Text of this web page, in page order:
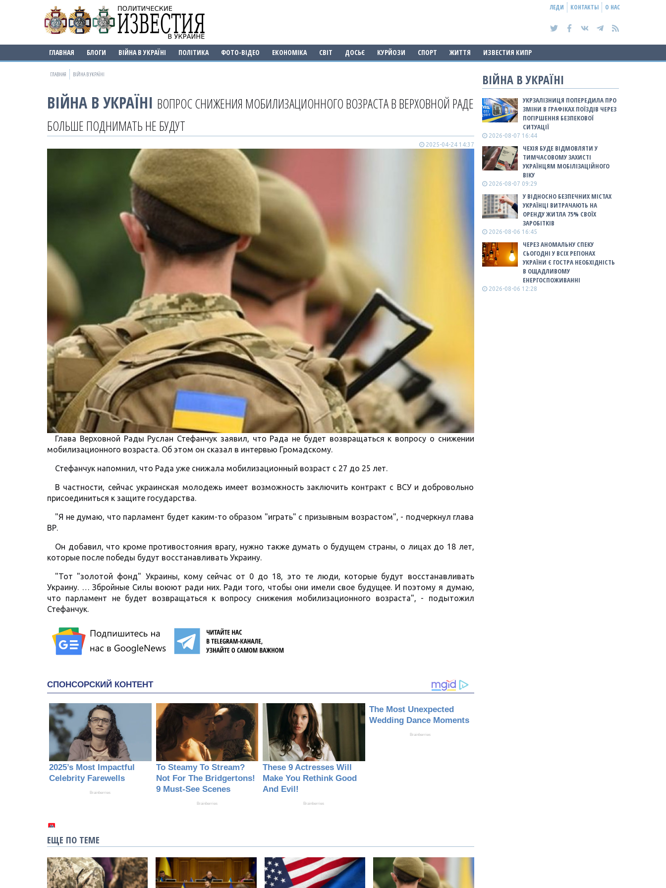
ЛЕДИ КОНТАКТЫ О НАС
ГЛАВНАЯ БЛОГИ ВІЙНА В УКРАЇНІ ПОЛІТИКА ФОТО-ВІДЕО ЕКОНОМІКА СВІТ ДОСЬЄ КУРЙОЗИ СПОРТ ЖИТТЯ ИЗВЕСТИЯ КИПР
ГЛАВНАЯ ВІЙНА В УКРАЇНІ
ВІЙНА В УКРАЇНІ ВОПРОС СНИЖЕНИЯ МОБИЛИЗАЦИОННОГО ВОЗРАСТА В ВЕРХОВНОЙ РАДЕ
БОЛЬШЕ ПОДНИМАТЬ НЕ БУДУТ
2025-04-24 14:37
Глава Верховной Рады Руслан Стефанчук заявил, что Рада не будет возвращаться к вопросу о снижении
мобилизационного возраста. Об этом он сказал в интервью Громадскому.
Стефанчук напомнил, что Рада уже снижала мобилизационный возраст с 27 до 25 лет.
В частности, сейчас украинская молодежь имеет возможность заключить контракт с ВСУ и добровольно
присоединиться к защите государства.
"Я не думаю, что парламент будет каким-то образом "играть" с призывным возрастом", - подчеркнул глава
ВР.
Он добавил, что кроме противостояния врагу, нужно также думать о будущем страны, о лицах до 18 лет,
которые после победы будут восстанавливать Украину.
"Тот "золотой фонд" Украины, кому сейчас от 0 до 18, это те люди, которые будут восстанавливать
Украину. … Збройные Силы воюют ради них. Ради того, чтобы они имели свое будущее. И поэтому я думаю,
что парламент не будет возвращаться к вопросу снижения мобилизационного возраста", - подытожил
Стефанчук.
ЕЩЕ ПО ТЕМЕ
ВІЙНА В УКРАЇНІ
УКРЗАЛІЗНИЦЯ ПОПЕРЕДИЛА ПРО
ЗМІНИ В ГРАФІКАХ ПОЇЗДІВ ЧЕРЕЗ
ПОГІРШЕННЯ БЕЗПЕКОВОЇ
СИТУАЦІЇ
2026-08-07 16:44
ЧЕХІЯ БУДЕ ВІДМОВЛЯТИ У
ТИМЧАСОВОМУ ЗАХИСТІ
УКРАЇНЦЯМ МОБІЛІЗАЦІЙНОГО
ВІКУ
2026-08-07 09:29
У ВІДНОСНО БЕЗПЕЧНИХ МІСТАХ
УКРАЇНЦІ ВИТРАЧАЮТЬ НА
ОРЕНДУ ЖИТЛА 75% СВОЇХ
ЗАРОБІТКІВ
2026-08-06 16:45
ЧЕРЕЗ АНОМАЛЬНУ СПЕКУ
СЬОГОДНІ У ВСІХ РЕГІОНАХ
УКРАЇНИ Є ГОСТРА НЕОБХІДНІСТЬ
В ОЩАДЛИВОМУ
ЕНЕРГОСПОЖИВАННІ
2026-08-06 12:28